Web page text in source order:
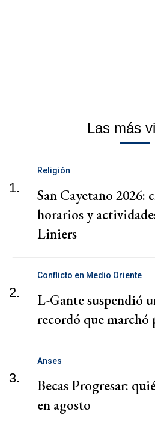
Las más
1.
Religión
San Cayetano 2026:
horarios y
Liniers
2.
Conflicto en Medio Oriente
L-Gante suspendió
recordó que marchó
3.
Anses
Becas Progresar:
en agosto